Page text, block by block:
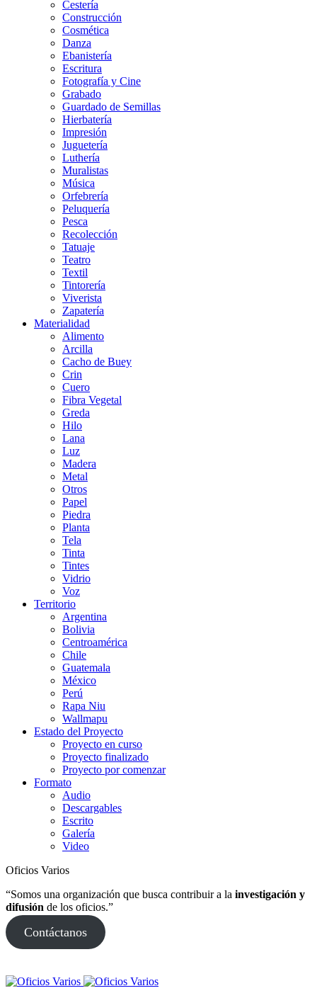
Cestería
Construcción
Cosmética
Danza
Ebanistería
Escritura
Fotografía y Cine
Grabado
Guardado de Semillas
Hierbatería
Impresión
Juguetería
Luthería
Muralistas
Música
Orfebrería
Peluquería
Pesca
Recolección
Tatuaje
Teatro
Textil
Tintorería
Viverista
Zapatería
Materialidad
Alimento
Arcilla
Cacho de Buey
Crin
Cuero
Fibra Vegetal
Greda
Hilo
Lana
Luz
Madera
Metal
Otros
Papel
Piedra
Planta
Tela
Tinta
Tintes
Vidrio
Voz
Territorio
Argentina
Bolivia
Centroamérica
Chile
Guatemala
México
Perú
Rapa Niu
Wallmapu
Estado del Proyecto
Proyecto en curso
Proyecto finalizado
Proyecto por comenzar
Formato
Audio
Descargables
Escrito
Galería
Video
Oficios Varios
“Somos una organización que busca contribuir a la investigación y
difusión de los oficios.”
Contáctanos